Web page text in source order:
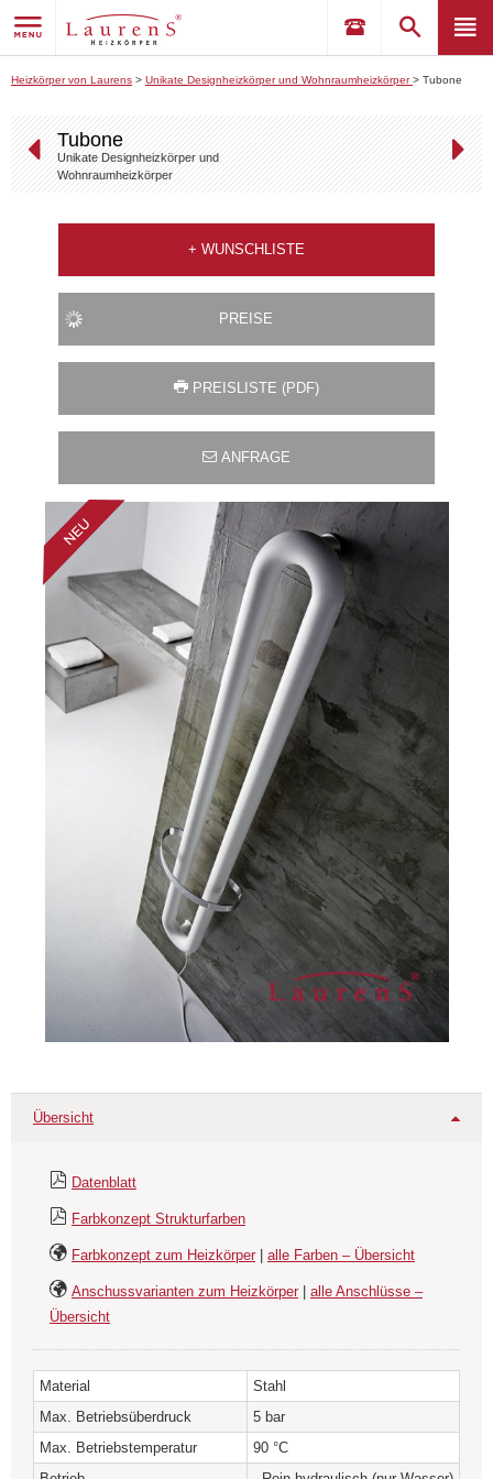
Heizkörper von Laurens > Unikate Designheizkörper und Wohnraumheizkörper> Tubone
Tubone
Unikate Designheizkörper und
Wohnraumheizkörper
+ WUNSCHLISTE
PREISE
PREISLISTE (PDF)
ANFRAGE
Übersicht
Datenblatt
Farbkonzept Strukturfarben
Farbkonzept zum Heizkörper | alle Farben – Übersicht
Anschussvarianten zum Heizkörper | alle Anschlüsse –
Übersicht
Material
Stahl
Max. Betriebsüberdruck
5 bar
Max. Betriebstemperatur
90 °C